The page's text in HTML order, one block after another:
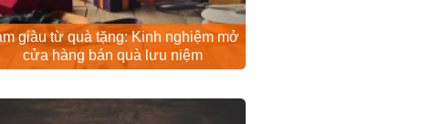
giàu từ quà tặng: Kinh nghiệm mở
cửa hàng bán quà lưu niệm